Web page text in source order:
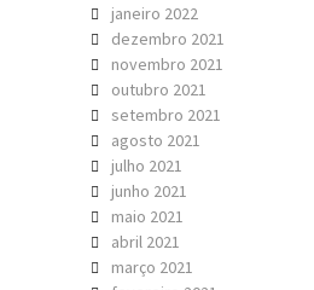
janeiro 2022
dezembro 2021
novembro 2021
outubro 2021
setembro 2021
agosto 2021
julho 2021
junho 2021
maio 2021
abril 2021
março 2021